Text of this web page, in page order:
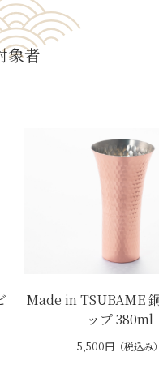
象者
Made in TSUBAME
ップ 380ml
5,500円（税込み）